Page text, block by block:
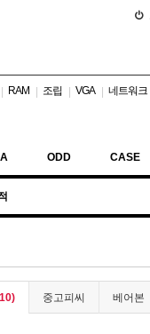
| RAM | 조립 | VGA | 네트워크
ODD CASE
중고피씨 베어본